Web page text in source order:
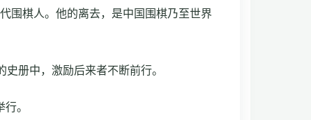
围棋人。他的离去，是中国围棋乃至世界
册中，激励后来者不断前行。
。